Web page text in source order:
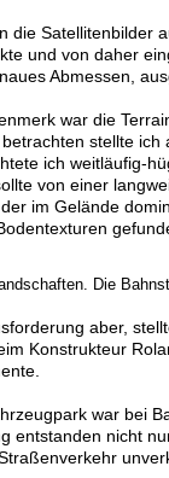
die Satellitenbilder
und von daher
Abmessen,
war die
stellte ich
ich weitläufig-
von einer
im Gelände
Die
aber,
Konstrukteur
war bei
entstanden nicht